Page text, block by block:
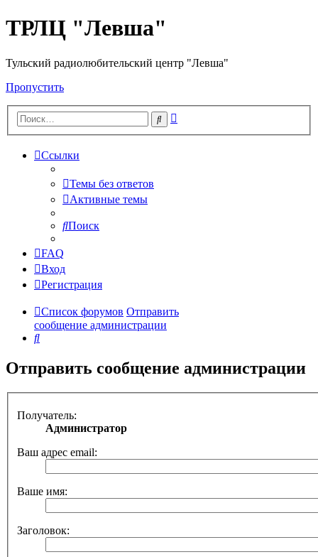
ТРЛЦ "Левша"
Тульский радиолюбительский центр "Левша"
Пропустить
Поиск
Ссылки
Темы без ответов
Активные темы
Поиск
FAQ
Вход
Регистрация
Список форумов Отправить
сообщение администрации
Поиск
Отправить сообщение администрации
Получатель:
Администратор
Ваш адрес email:
Ваше имя:
Заголовок: